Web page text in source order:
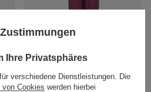
Thermobecher mit gravur Contigo
Huron 470ml - Vivacious
18,88 € / stk.
+ Auf die vergleichsliste
Ihre Privatsphäres
verschiedene Dienstleistungen. Die
von Cookies werden hierbei